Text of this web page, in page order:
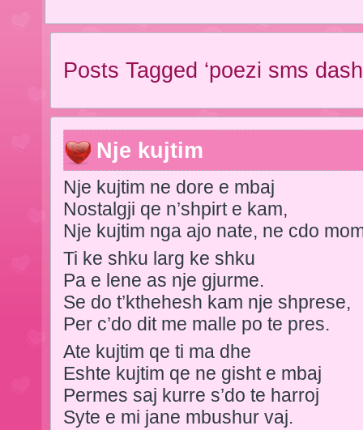
Posts Tagged ‘poezi sms
Nje kujtim
Nje kujtim ne dore e mbaj
Nostalgji qe n’shpirt e kam,
Nje kujtim nga ajo nate, ne cdo
Ti ke shku larg ke shku
Pa e lene as nje gjurme.
Se do t’kthehesh kam nje shprese,
Per c’do dit me malle po te pres.
Ate kujtim qe ti ma dhe
Eshte kujtim qe ne gisht e mbaj
Permes saj kurre s’do te harroj
Syte e mi jane mbushur vaj.